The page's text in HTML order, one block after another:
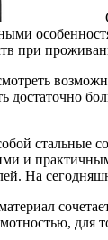
при
достаточно
стальные
и
На
для